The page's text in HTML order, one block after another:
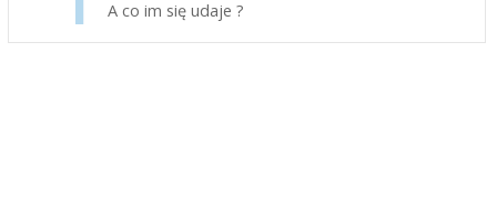
A co im się udaje ?